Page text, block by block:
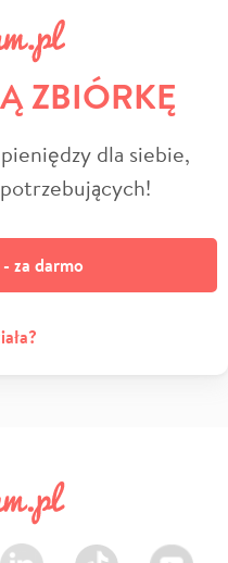
ZBIÓRKĘ
pieniędzy dla siebie,
za darmo
LinkedIn TikTok Youtube